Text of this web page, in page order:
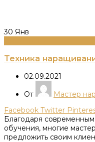
30 Янв
Техника
02.09.2021
От
Мастер
Facebook Twitter
Благодаря
обучения, многие
предложить своим